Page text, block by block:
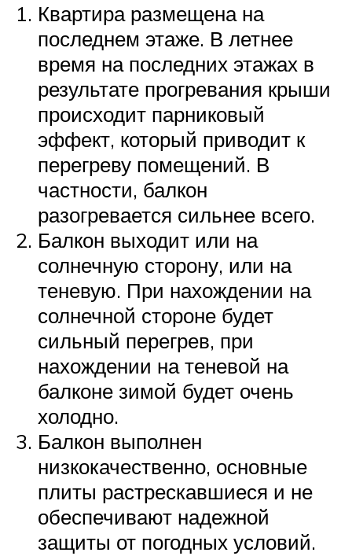
Квартира размещена на
последнем этаже. В летнее
время на последних этажах в
результате прогревания крыши
происходит парниковый
эффект, который приводит к
перегреву помещений. В
частности, балкон
разогревается сильнее всего.
Балкон выходит или на
солнечную сторону, или на
теневую. При нахождении на
солнечной стороне будет
сильный перегрев, при
нахождении на теневой на
балконе зимой будет очень
холодно.
Балкон выполнен
низкокачественно, основные
плиты растрескавшиеся и не
обеспечивают надежной
защиты от погодных условий.